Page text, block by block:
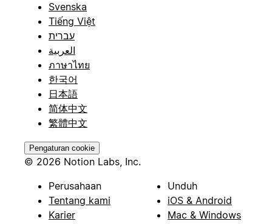
Svenska
Tiếng Việt
עברית
العربية
ภาษาไทย
한국어
日本語
简体中文
繁體中文
Pengaturan cookie
© 2026 Notion Labs, Inc.
Perusahaan
Tentang kami
Karier
Unduh
iOS & Android
Mac & Windows